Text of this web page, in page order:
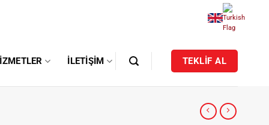
İLETIŞIM TEKLİF AL